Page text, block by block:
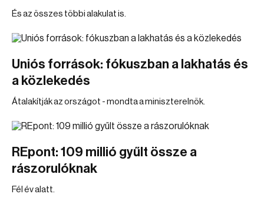
És az összes többi alakulat is.
Uniós források: fókuszban a lakhatás és
a közlekedés
Átalakítják az országot - mondta a miniszterelnök.
REpont: 109 millió gyűlt össze a
rászorulóknak
Fél év alatt.